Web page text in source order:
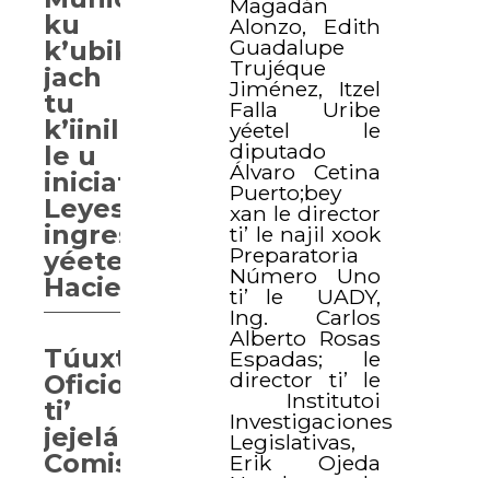
Alonzo, Edith
Guadalupe
Trujéque
Jiménez, Itzel
Falla Uribe
yéetel le
diputado
Álvaro Cetina
Puerto;bey
xan le director
ti’ le najil xook
Preparatoria
Número Uno
ti’ le UADY,
Ing. Carlos
Alberto Rosas
Espadas; le
director ti’ le
Institutoi
Investigaciones
Legislativas,
Erik Ojeda
ku
k’ubiko’ob
jach
tu
k’iinil
le u
iniciativasi
Leyes
ingreso
yéetel
Hacienda
Túuxta’ab
Oficios
ti’
jejeláas
Comisiones